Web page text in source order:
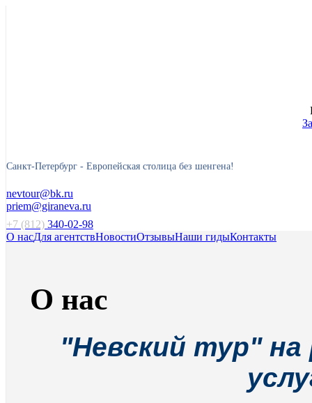
Санкт-Петербург - Европейская столица без шенгена!
nevtour@bk.ru
priem@giraneva.ru
+7 (812) 340-02-98
О насДля агентствНовостиОтзывыНаши гидыКонтакты
О нас
"Невский тур"